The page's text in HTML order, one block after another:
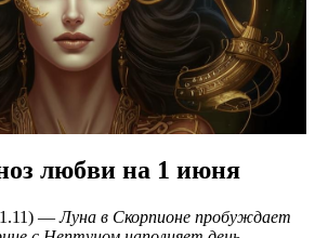
любви на 1 июня
—Луна в Скорпионе пробуждает